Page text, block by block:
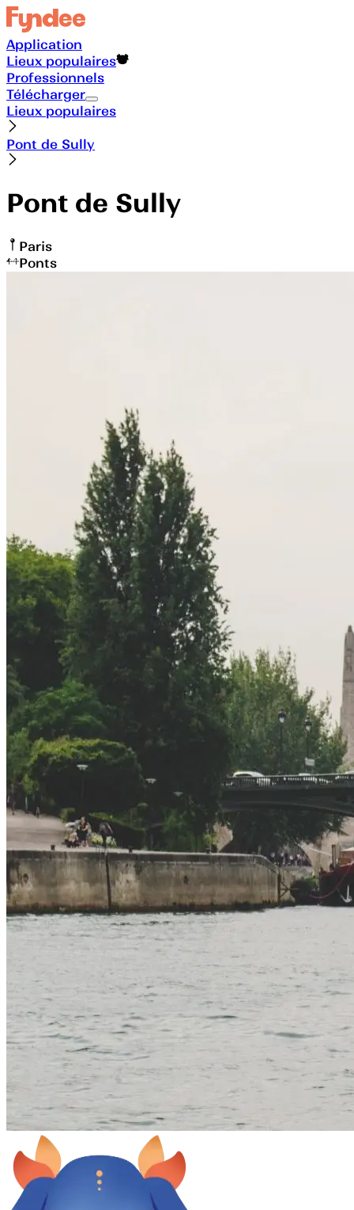
Application
Lieux populaires
Professionnels
Télécharger
Lieux populaires
Pont de Sully
Pont de Sully
Paris
Ponts